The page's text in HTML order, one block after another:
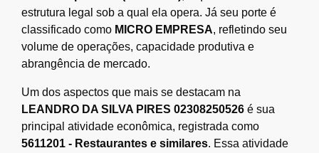
estrutura legal sob a qual ela opera. Já seu porte é
classificado como MICRO EMPRESA, refletindo seu
volume de operações, capacidade produtiva e
abrangência de mercado.
Um dos aspectos que mais se destacam na
LEANDRO DA SILVA PIRES 02308250526 é sua
principal atividade econômica, registrada como
5611201 - Restaurantes e similares. Essa atividade